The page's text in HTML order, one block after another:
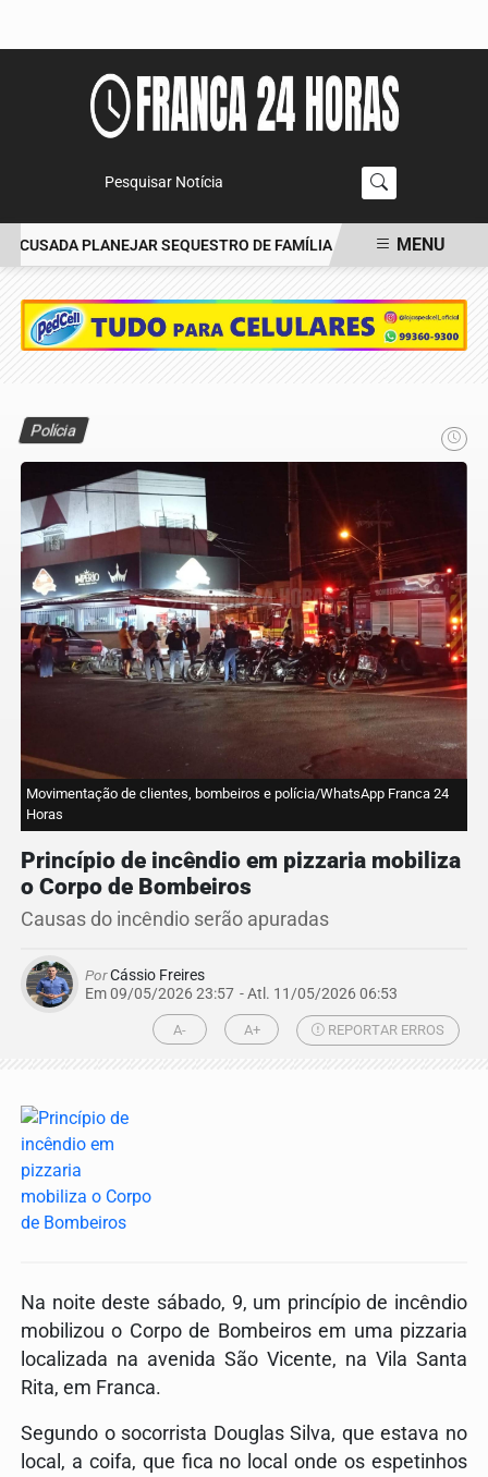
Pesquisar Notícia
PLANEJAR SEQUESTRO DE FAMÍLIA CARRO BATE EM
MENU
Polícia
Movimentação de clientes, bombeiros e polícia/WhatsApp Franca 24
Horas
Princípio de incêndio em pizzaria mobiliza
o Corpo de Bombeiros
Causas do incêndio serão apuradas
PorCássio Freires
Em 09/05/2026 23:57 - Atl. 11/05/2026 06:53
A- A+ REPORTAR ERROS
Na noite deste sábado, 9, um princípio de incêndio
mobilizou o Corpo de Bombeiros em uma pizzaria
localizada na avenida São Vicente, na Vila Santa
Rita, em Franca.
Segundo o socorrista Douglas Silva, que estava no
local, a coifa, que fica no local onde os espetinhos